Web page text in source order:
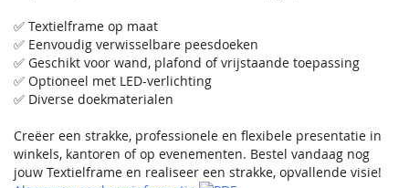
✅ Textielframe op maat
✅ Eenvoudig verwisselbare peesdoeken
✅ Geschikt voor wand, plafond of vrijstaande toepassing
✅ Optioneel met LED-verlichting
✅ Diverse doekmaterialen
Creëer een strakke, professionele en flexibele presentatie in
winkels, kantoren of op evenementen. Bestel vandaag nog
jouw Textielframe en realiseer een strakke, opvallende visie!